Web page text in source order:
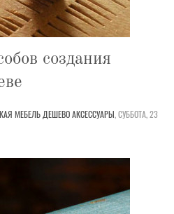
создания
МЕБЕЛЬ ДЕШЕВОАКСЕССУАРЫ,СУББОТА, 23